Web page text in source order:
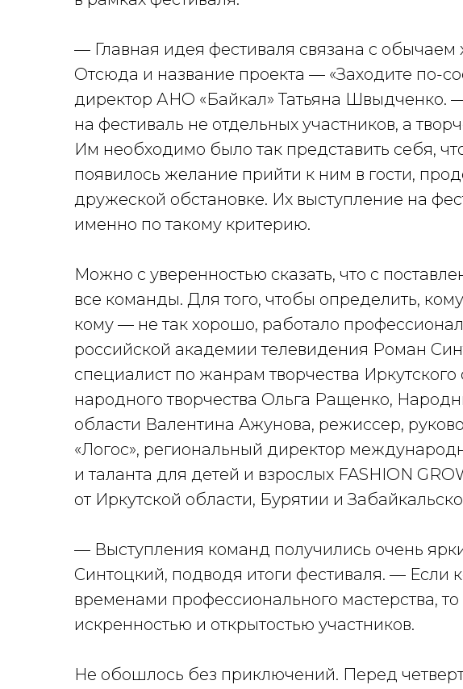
— Главная идея фестиваля связана с обычаем
Отсюда и название проекта — «Заходите по-
директор АНО «Байкал» Татьяна Швыдченко.
на фестиваль не отдельных участников, а
Им необходимо было так представить себя,
появилось желание прийти к ним в гости,
дружеской обстановке. Их выступление на
именно по такому критерию.
Можно с уверенностью сказать, что с
все команды. Для того, чтобы определить,
кому — не так хорошо, работало
российской академии телевидения Роман
специалист по жанрам творчества
народного творчества Ольга Ращенко,
области Валентина Ажунова, режиссер,
«Логос», региональный директор
и таланта для детей и взрослых FASHION
от Иркутской области, Бурятии и
— Выступления команд получились очень
Синтоцкий, подводя итоги фестиваля. — Если
временами профессионального мастерства,
искренностью и открытостью участников.
Не обошлось без приключений. Перед